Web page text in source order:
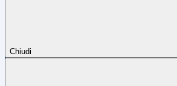
Chiudi